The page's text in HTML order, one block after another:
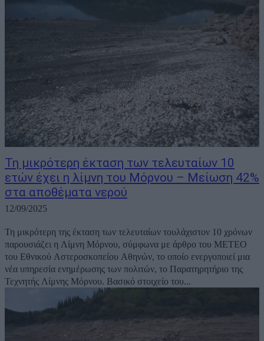
Τη μικρότερη έκταση των τελευταίων 10
ετών έχει η λίμνη του Μόρνου – Μείωση 42%
στα αποθέματα νερού
12/09/2025
Τη μικρότερη της έκταση των τελευταίων τουλάχιστον 10 χρόνων
παρουσιάζει η Λίμνη Μόρνου, σύμφωνα με άρθρο του METEO
του Εθνικού Αστεροσκοπείου Αθηνών, το οποίο ενεργοποιεί μια
νέα υπηρεσία ενημέρωσης των πολιτών, το Παρατηρητήριο της
Τεχνητής Λίμνης Μόρνου. Βασικό στοιχείο του...